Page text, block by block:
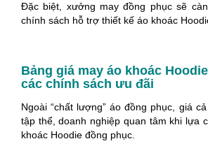
Đặc biệt, xưởng may đồng phục sẽ
chính sách hỗ trợ thiết kế áo khoác
Bảng giá may áo khoác
các chính sách ưu đãi
Ngoài “chất lượng” áo đồng phục, giá
tập thể, doanh nghiệp quan tâm khi lựa
khoác Hoodie đồng phục.